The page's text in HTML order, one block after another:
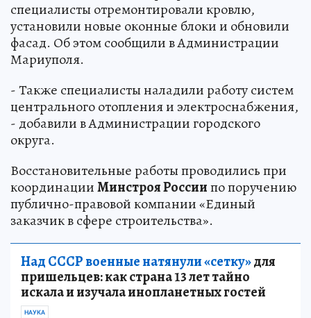
специалисты отремонтировали кровлю,
установили новые оконные блоки и обновили
фасад. Об этом сообщили в Администрации
Мариуполя.
- Также специалисты наладили работу систем
центрального отопления и электроснабжения,
- добавили в Администрации городского
округа.
Восстановительные работы проводились при
координацииМинстроя Россиипо поручению
публично-правовой компании «Единый
заказчик в сфере строительства».
Над СССР военные натянули «сетку»для
пришельцев: как страна 13 лет тайно
искала и изучала инопланетных гостей
НАУКА